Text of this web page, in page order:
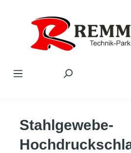
Stahlgewebe-